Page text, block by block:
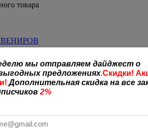
товара
(ОФЕРТА )
И ГАРАНТИИ
мы отправляем дайджест о
предложениях.Скидки!
Дополнительная скидка на все
2%